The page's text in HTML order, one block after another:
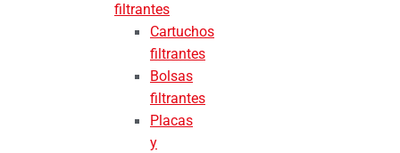
filtrantes
Cartuchos
filtrantes
Bolsas
filtrantes
Placas
y